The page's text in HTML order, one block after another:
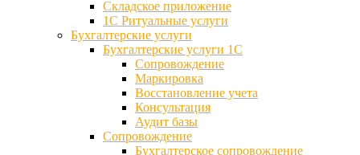
Складское приложение
1С Ритуальные услуги
Бухгалтерские услуги
Бухгалтерские услуги 1С
Сопровождение
Маркировка
Восстановление учета
Консультация
Аудит базы
Cопровождение
Бухгалтерское сопровождение